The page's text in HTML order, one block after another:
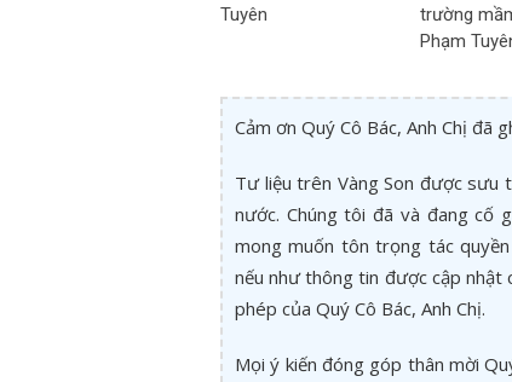
Tuyên
trường
Phạm
Cảm ơn Quý Cô Bác, Anh Chị đã
Tư liệu trên Vàng Son được sưu
nước. Chúng tôi đã và đang cố
mong muốn tôn trọng tác
nếu như thông tin được cập nhật
phép của Quý Cô Bác, Anh Chị.
Mọi ý kiến đóng góp thân mời